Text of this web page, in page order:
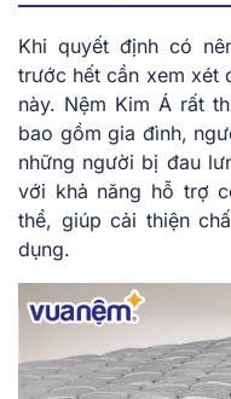
Khi quyết định có
trước hết cần xem xét
này. Nệm Kim Á rất
bao gồm gia đình,
những người bị đau
với khả năng hỗ trợ
thể, giúp cải thiện
dụng.